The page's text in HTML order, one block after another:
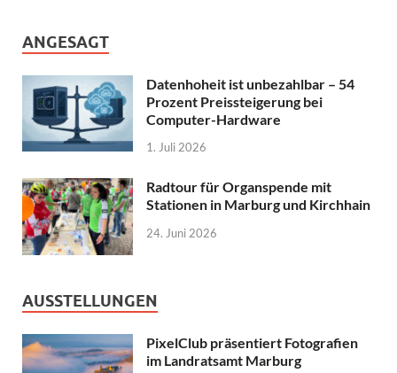
ANGESAGT
Datenhoheit ist unbezahlbar – 54
Prozent Preissteigerung bei
Computer-Hardware
1. Juli 2026
Radtour für Organspende mit
Stationen in Marburg und Kirchhain
24. Juni 2026
AUSSTELLUNGEN
PixelClub präsentiert Fotografien
im Landratsamt Marburg